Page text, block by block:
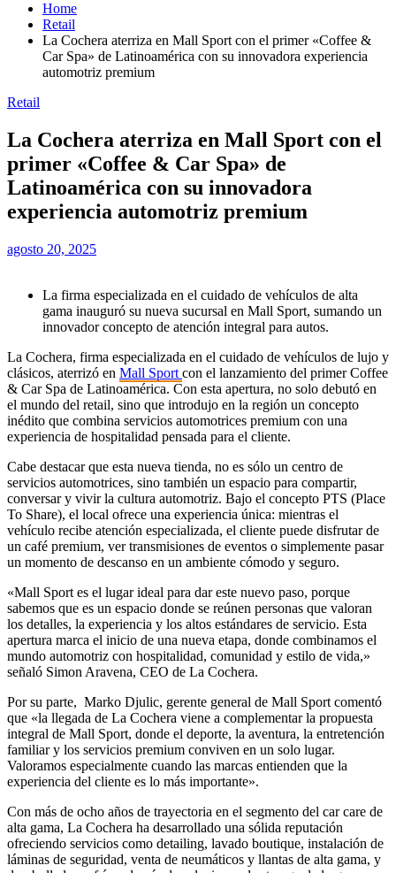
Home
Retail
La Cochera aterriza en Mall Sport con el primer «Coffee &
Car Spa» de Latinoamérica con su innovadora experiencia
automotriz premium
Retail
La Cochera aterriza en Mall Sport con el
primer «Coffee & Car Spa» de
Latinoamérica con su innovadora
experiencia automotriz premium
agosto 20, 2025
La firma especializada en el cuidado de vehículos de alta
gama inauguró su nueva sucursal en Mall Sport, sumando un
innovador concepto de atención integral para autos.
La Cochera, firma especializada en el cuidado de vehículos de lujo y
clásicos, aterrizó en Mall Sport con el lanzamiento del primer Coffee
& Car Spa de Latinoamérica. Con esta apertura, no solo debutó en
el mundo del retail, sino que introdujo en la región un concepto
inédito que combina servicios automotrices premium con una
experiencia de hospitalidad pensada para el cliente.
Cabe destacar que esta nueva tienda, no es sólo un centro de
servicios automotrices, sino también un espacio para compartir,
conversar y vivir la cultura automotriz. Bajo el concepto PTS (Place
To Share), el local ofrece una experiencia única: mientras el
vehículo recibe atención especializada, el cliente puede disfrutar de
un café premium, ver transmisiones de eventos o simplemente pasar
un momento de descanso en un ambiente cómodo y seguro.
«Mall Sport es el lugar ideal para dar este nuevo paso, porque
sabemos que es un espacio donde se reúnen personas que valoran
los detalles, la experiencia y los altos estándares de servicio. Esta
apertura marca el inicio de una nueva etapa, donde combinamos el
mundo automotriz con hospitalidad, comunidad y estilo de vida,»
señaló Simon Aravena, CEO de La Cochera.
Por su parte, Marko Djulic, gerente general de Mall Sport comentó
que «la llegada de La Cochera viene a complementar la propuesta
integral de Mall Sport, donde el deporte, la aventura, la entretención
familiar y los servicios premium conviven en un solo lugar.
Valoramos especialmente cuando las marcas entienden que la
experiencia del cliente es lo más importante».
Con más de ocho años de trayectoria en el segmento del car care de
alta gama, La Cochera ha desarrollado una sólida reputación
ofreciendo servicios como detailing, lavado boutique, instalación de
láminas de seguridad, venta de neumáticos y llantas de alta gama, y